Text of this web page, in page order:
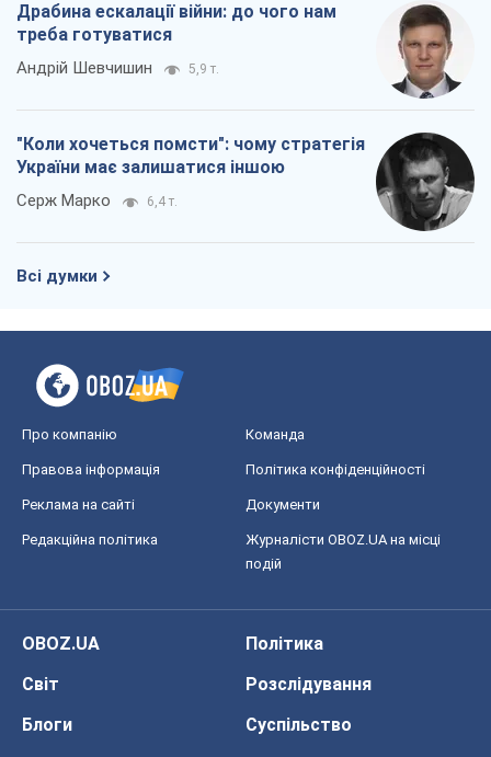
Драбина ескалації війни: до чого нам
треба готуватися
Андрій Шевчишин 5,9 т.
"Коли хочеться помсти": чому стратегія
України має залишатися іншою
Серж Марко 6,4 т.
Всі думки
Про компанію Команда
Правова інформація Політика конфіденційності
Реклама на сайті Документи
Редакційна політика
Журналісти OBOZ.UA на місці
подій
OBOZ.UA
Політика
Світ
Розслідування
Блоги
Суспільство